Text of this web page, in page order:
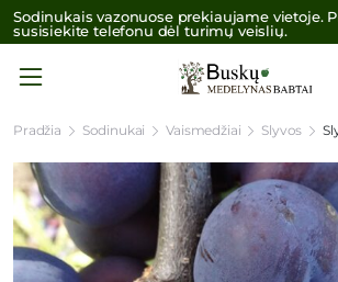
Sodinukais vazonuose prekiaujame vietoje.
susisiekite telefonu dėl turimų veislių.
Pradžia Sodinukai Vaismedžiai Slyvos